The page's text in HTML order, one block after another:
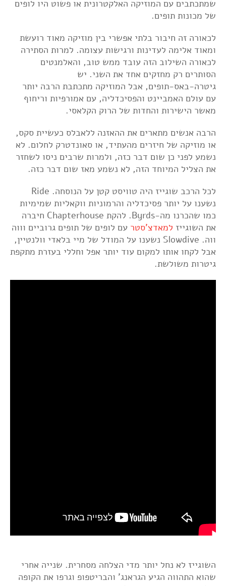
שמתכתבים עם המוזיקה האלקטרונית או פשוט היו לופים
של מכונות תופים.
לכאורה זה חיבור בלתי אפשרי בין מוזיקה מאוד רועשת
ומאוד אלימה לעדינות ורגישות עצומה. למרות הסתירה
לכאורה השילוב הזה עובד ממש טוב, והאלמנטים
הסותרים רק מחזקים אחד את השני. יש
גיטרה-באס-תופים, אבל המוזיקה מתכתבת הרבה יותר
עם עולם האמביינט והפסיכדליה, עם אמורפיות וריחוף
מאשר הישירות והחדות של הרוק הקלאסי.
הרבה אנשים מתארים את ההאזנה ללאבלס כעשיית סקס,
או מוזיקה של חיזרים מהעתיד, או סאונדטרק לחלום. לא
נשמע לפני כן שום דבר כזה, ולמרות שרבים ניסו לשחזר
את הצליל המיוחד הזה, לא נשמע מאז שום דבר כזה.
לכל הרכב שוגייז היה טוויסט קטן על הנוסחה. Ride
נשענו על יותר פסיכדליה והרמוניות ווקאליות שמימיות
כמו שהכרנו מה-Byrds. להקת Chapterhouse חיברה
את השוגייז למאדצ'סטר עם לופים של תופים גרוביים וווה
ווה. Slowdive נשענו על המודל של מיי בלאדי וולנטיין,
אבל לקחו אותו למקום עוד יותר אפל וחללי בעזרת מתקפת
גיטרות משולשת.
השוגייז לא נחל יותר מדי הצלחה מסחרית. שנייה אחרי
שהוא התהווה הגיע הגראנג' והבריטפופ וגרפו את הקופה